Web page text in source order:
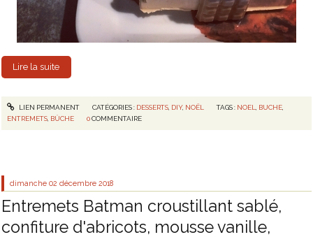
Lire la suite
LIEN PERMANENT CATÉGORIES : DESSERTS, DIY, NOËL TAGS : NOEL BUCHE
ENTREMETS BÛCHE 0 COMMENTAIRE
dimanche 02 décembre 2018
Entremets Batman croustillant sablé,
confiture d'abricots, mousse vanille,